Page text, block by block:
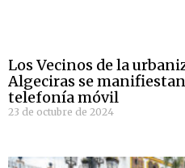
Los Vecinos de la
Algeciras se
telefonía móvil
23 de octubre de 2024